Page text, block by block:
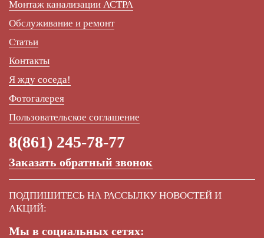
Монтаж канализации АСТРА
Обслуживание и ремонт
Статьи
Контакты
Я жду соседа!
Фотогалерея
Пользовательское соглашение
8(861) 245-78-77
Заказать обратный звонок
ПОДПИШИТЕСЬ НА РАССЫЛКУ НОВОСТЕЙ И
АКЦИЙ:
Мы в социальных сетях: